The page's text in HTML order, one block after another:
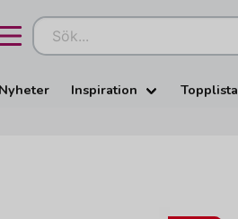
Sök...
Inspiration Topplista